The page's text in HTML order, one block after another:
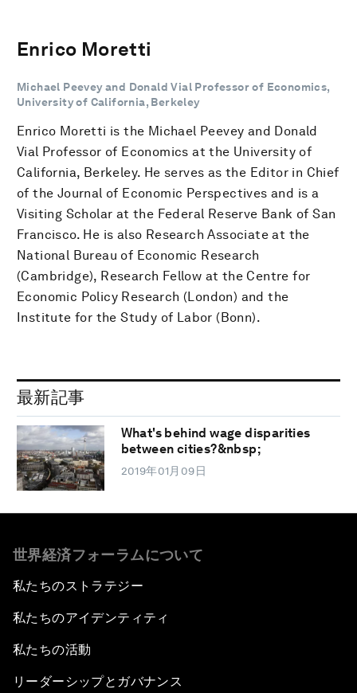
Enrico Moretti
Michael Peevey and Donald Vial Professor of Economics,
University of California, Berkeley
Enrico Moretti is the Michael Peevey and Donald
Vial Professor of Economics at the University of
California, Berkeley. He serves as the Editor in Chief
of the Journal of Economic Perspectives and is a
Visiting Scholar at the Federal Reserve Bank of San
Francisco. He is also Research Associate at the
National Bureau of Economic Research
(Cambridge), Research Fellow at the Centre for
Economic Policy Research (London) and the
Institute for the Study of Labor (Bonn).
最新記事
What's behind wage disparities
between cities?&nbsp;
2019年01月09日
世界経済フォーラムについて
私たちのストラテジー
私たちのアイデンティティ
私たちの活動
リーダーシップとガバナンス